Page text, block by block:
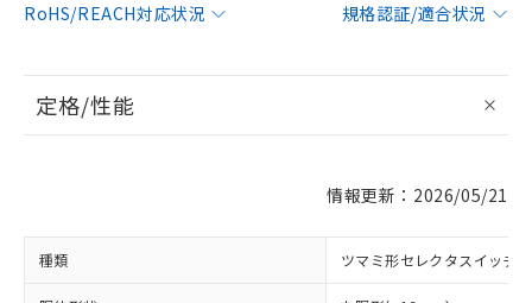
RoHS/REACH対応状況
規格認証/適合状況
定格/性能
情報更新：2026/05/21
種類 ツマミ形セレクタスイッチ